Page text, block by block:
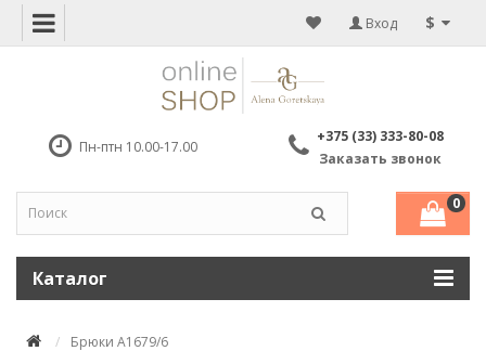
$
Вход
Пн-птн 10.00-17.00
+375 (33) 333-80-08
Заказать звонок
0
Каталог
Брюки A1679/6